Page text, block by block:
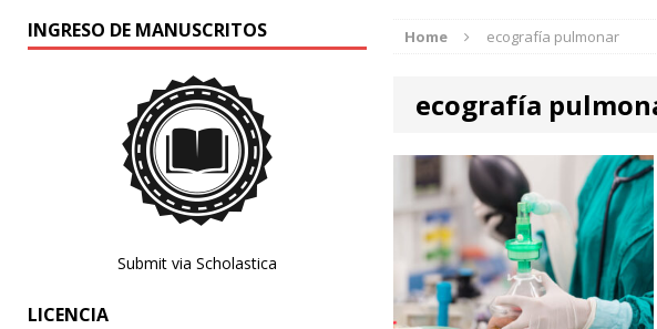
Home ecografía pulmonar
ecografía
INGRESO DE MANUSCRITOS
Submit via Scholastica
LICENCIA